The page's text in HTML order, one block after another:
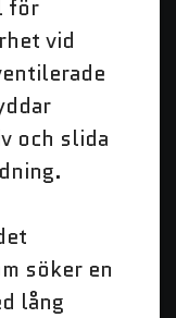
för
vid
och slida
söker en
lång